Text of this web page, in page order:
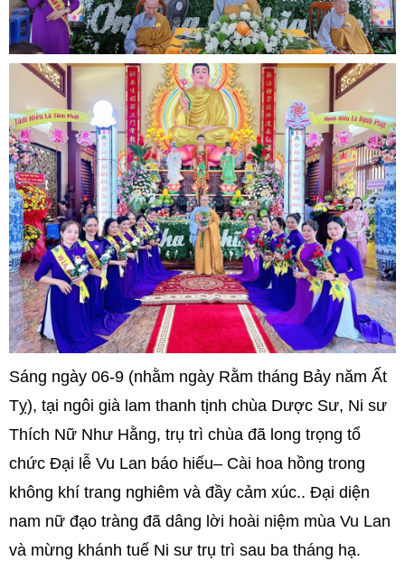
Sáng ngày 06-9 (nhằm ngày Rằm tháng Bảy năm Ất
Tỵ), tại ngôi già lam thanh tịnh chùa Dược Sư, Ni sư
Thích Nữ Như Hằng, trụ trì chùa đã long trọng tổ
chức Đại lễ Vu Lan báo hiếu– Cài hoa hồng trong
không khí trang nghiêm và đầy cảm xúc.. Đại diện
nam nữ đạo tràng đã dâng lời hoài niệm mùa Vu Lan
và mừng khánh tuế Ni sư trụ trì sau ba tháng hạ.